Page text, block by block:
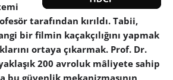
tarafından kırıldı. Tabii,
bir filmin kaçakçılığını yapmak
ortaya çıkarmak. Prof. Dr.
200 avroluk mâliyete sahip